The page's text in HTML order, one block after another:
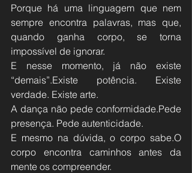
Porque há uma linguagem que nem
sempre encontra palavras, mas que,
quando ganha corpo, se torna
impossível de ignorar.
E nesse momento, já não existe
“demais”.Existe potência. Existe
verdade. Existe arte.
A dança não pede conformidade.Pede
presença. Pede autenticidade.
E mesmo na dúvida, o corpo sabe.O
corpo encontra caminhos antes da
mente os compreender.